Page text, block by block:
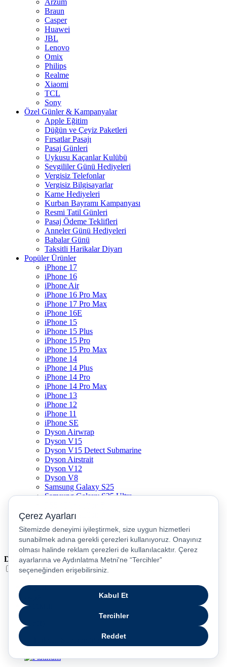
Arzum
Braun
Casper
Huawei
JBL
Lenovo
Omix
Philips
Realme
Xiaomi
TCL
Sony
Özel Günler & Kampanyalar
Apple Eğitim
Düğün ve Çeyiz Paketleri
Fırsatlar Pasajı
Pasaj Günleri
Uykusu Kaçanlar Kulübü
Sevgililer Günü Hediyeleri
Vergisiz Telefonlar
Vergisiz Bilgisayarlar
Karne Hediyeleri
Kurban Bayramı Kampanyası
Resmi Tatil Günleri
Pasaj Ödeme Teklifleri
Anneler Günü Hediyeleri
Babalar Günü
Taksitli Harikalar Diyarı
Popüler Ürünler
iPhone 17
iPhone 16
iPhone Air
iPhone 16 Pro Max
iPhone 17 Pro Max
iPhone 16E
iPhone 15
iPhone 15 Plus
iPhone 15 Pro
iPhone 15 Pro Max
iPhone 14
iPhone 14 Plus
iPhone 14 Pro
iPhone 14 Pro Max
iPhone 13
iPhone 12
iPhone 11
iPhone SE
Dyson Airwrap
Dyson V15
Dyson V15 Detect Submarine
Dyson Airstrait
Dyson V12
Dyson V8
Samsung Galaxy S25
Samsung Galaxy S25 Ultra
PS4 / Playstation 4
Nintendo Switch
Xbox Series S
Xbox Series X
Dil
Türkçe
English
русский